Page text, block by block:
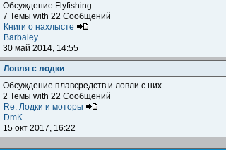
Обсуждение Flyfishing
7 Темы with 22 Сообщений
Книги о нахлысте
Barbaley
30 май 2014, 14:55
Ловля с лодки
Обсуждение плавсредств и ловли с них.
2 Темы with 22 Сообщений
Re: Лодки и моторы
DmK
15 окт 2017, 16:22